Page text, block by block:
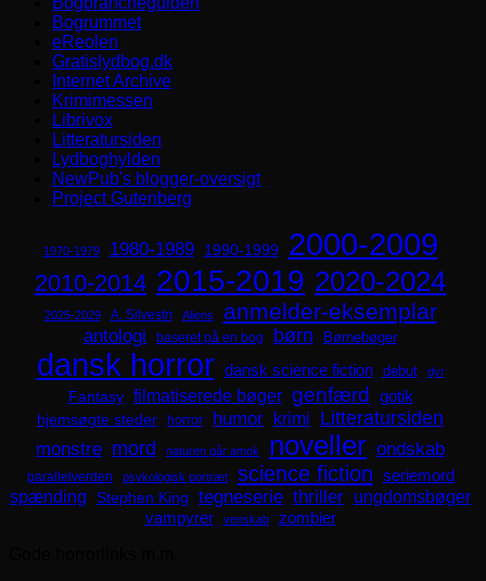
Bogrummet
eReolen
Gratislydbog.dk
Internet Archive
Krimimessen
Librivox
Litteratursiden
Lydboghylden
NewPub's blogger-oversigt
Project Gutenberg
1970-1979 1980-1989 1990-1999 2000-2009
2010-2014 2015-2019 2020-2024
2025-2029 A. Silvestri Aliens anmelder-eksemplar
antologi baseret på en bog børn Børnebøger
dansk horror dansk science fiction debut dyr
Fantasy filmatiserede bøger genfærd
gotik
hjemsøgte steder
horror humor krimi Litteratursiden
monstre mord naturen går amok noveller ondskab
parallelverden psykologisk portræt science fiction seriemord
spænding Stephen King tegneserie thriller ungdomsbøger
vampyrer venskab
zombier